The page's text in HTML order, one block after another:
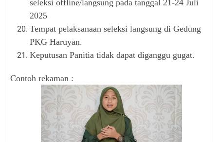
seleksi offline/langsung pada tanggal 21-24 Juli
2025
Tempat pelaksanaan seleksi langsung di Gedung
PKG Haruyan.
Keputusan Panitia tidak dapat diganggu gugat.
Contoh rekaman :